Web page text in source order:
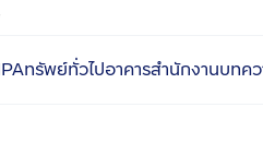
ทรัพย์ทั่วไปอาคารสำนักงานบทค